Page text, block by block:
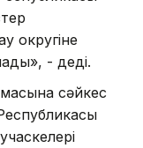
округіне
- деді.
сәйкес